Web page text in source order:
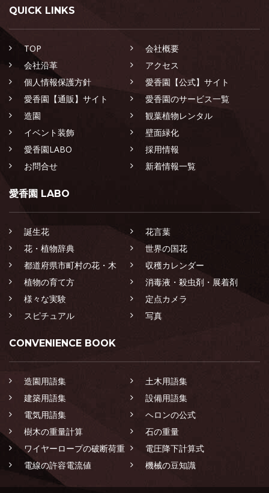
QUICK LINKS
TOP
会社概要
会社沿革
アクセス
個人情報保護方針
愛香園【公式】サイト
愛香園【通販】サイト
愛香園のサービス一覧
造園
観葉植物レンタル
イベント装飾
壁面緑化
愛香園LABO
採用情報
お問合せ
新着情報一覧
愛香園 LABO
誕生花
花言葉
花・植物辞典
世界の国花
都道府県市町村の花・木
収穫カレンダー
植物の育て方
消毒液・殺虫剤・展着剤
様々な実験
定点カメラ
スピチュアル
写真
CONVENIENCE BOOK
造園用語集
土木用語集
建築用語集
設備用語集
電気用語集
ヘロンの公式
樹木の重量計算
石の重量
ワイヤーロープの破断荷重
電圧降下計算式
電線の許容電流値
機械の豆知識